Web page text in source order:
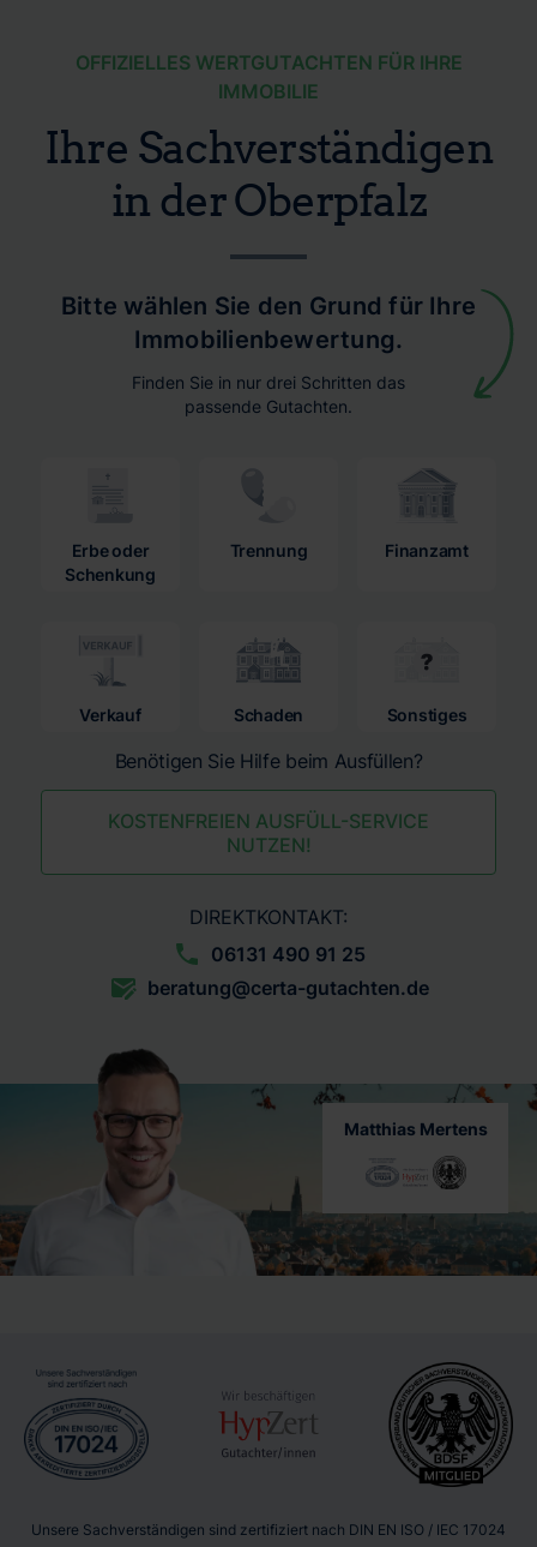
OFFIZIELLES WERTGUTACHTEN FÜR IHRE
IMMOBILIE
Ihre Sachverständigen
in der Oberpfalz
Bitte wählen Sie den Grund für Ihre
Immobilienbewertung.
Finden Sie in nur drei Schritten das
passende Gutachten.
Erbe oder
Schenkung
Trennung Finanzamt
Verkauf Schaden Sonstiges
Benötigen Sie Hilfe beim Ausfüllen?
KOSTENFREIEN AUSFÜLL-SERVICE
NUTZEN!
DIREKTKONTAKT:
06131 490 91 25
beratung@certa-gutachten.de
Matthias Mertens
Unsere Sachverständigen sind zertifiziert nach DIN EN ISO / IEC 17024